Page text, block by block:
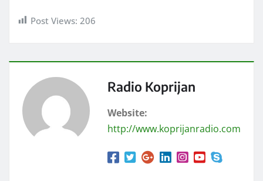
Post Views: 206
Radio Koprijan
Website:
http://www.koprijanradio.com